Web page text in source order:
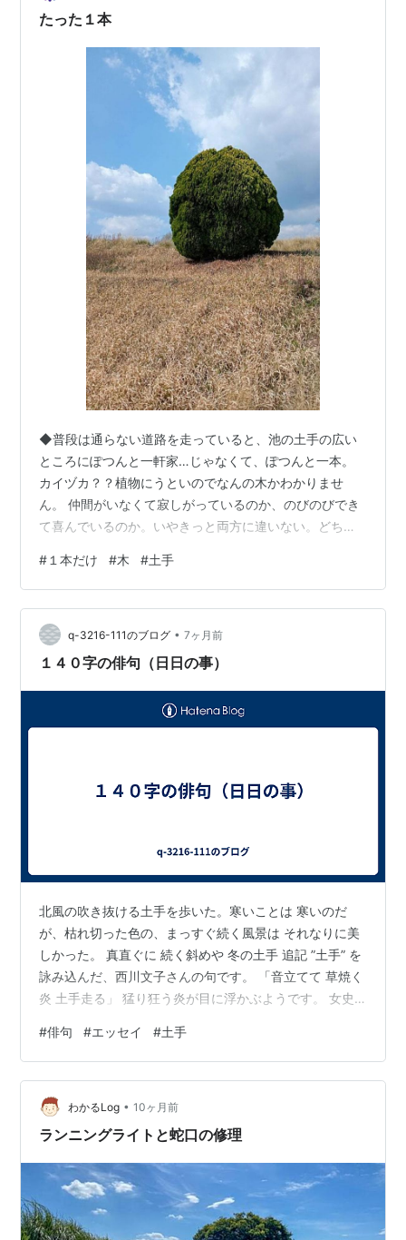
たった１本
◆普段は通らない道路を走っていると、池の土手の広い
ところにぽつんと一軒家…じゃなくて、ぽつんと一本。
カイヅカ？？植物にうといのでなんの木かわかりませ
ん。 仲間がいなくて寂しがっているのか、のびのびでき
て喜んでいるのか。いやきっと両方に違いない。どちら
きも、大雨のときも大風のときも一人で我慢。いや、一
本で我慢してるんだなぁと思うと。 この日はすぐに通り
過ぎましたが、もっと観察すればよかったなぁ。どの部
分にどんな影ができるんだろう？影の色はどんな色にな
るんだろう？どの方向から見たら一番魅力的に見えるん
#１本だけ #木 #土手
q-3216-111のブログ • 7ヶ月前
１４０字の俳句（日日の事）
北風の吹き抜ける土手を歩いた。寒いことは 寒いのだ
が、枯れ切った色の、まっすぐ続く風景は それなりに美
しかった。 真直ぐに 続く斜めや 冬の土手 追記 ”土手” を
詠み込んだ、西川文子さんの句です。 「音立てて 草焼く
炎 土手走る」 猛り狂う炎が目に浮かぶようです。 女史
ールは分かりません。
#俳句 #エッセイ #土手
わかるLog • 10ヶ月前
ランニングライトと蛇口の修理